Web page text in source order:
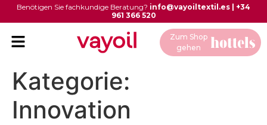
Benötigen Sie fachkundige Beratung? info@vayoiltextil.es
+34
961 366 520
Zum Shop
gehen
Kategorie:
Innovation